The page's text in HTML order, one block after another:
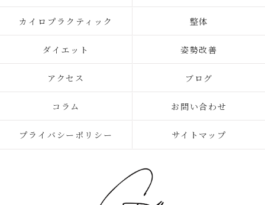
カイロプラクティック 整体
ダイエット 姿勢改善
アクセス ブログ
コラム お問い合わせ
プライバシーポリシー サイトマップ